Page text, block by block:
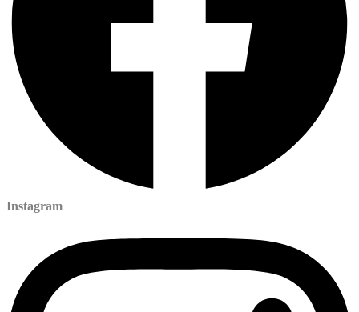
Instagram